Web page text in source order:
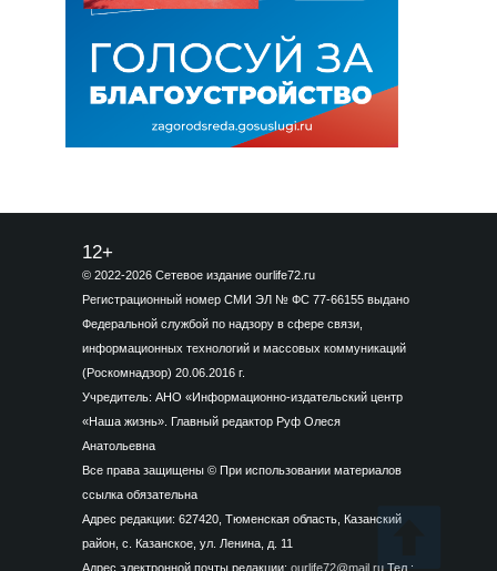
12+
© 2022-2026 Сетевое издание ourlife72.ru
Регистрационный номер СМИ ЭЛ № ФС 77-66155 выдано
Федеральной службой по надзору в сфере связи,
информационных технологий и массовых коммуникаций
(Роскомнадзор) 20.06.2016 г.
Учредитель: АНО «Информационно-издательский центр
«Наша жизнь». Главный редактор Руф Олеся
Анатольевна
Все права защищены © При использовании материалов
ссылка обязательна
Адрес редакции: 627420, Тюменская область, Казанский
район, с. Казанское, ул. Ленина, д. 11
Адрес электронной почты редакции: ourlife72@mail.ru Тел.: